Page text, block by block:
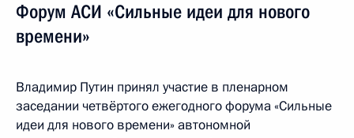
Форум АСИ «Сильные идеи для нового
времени»
Владимир Путин принял участие в пленарном
заседании четвёртого ежегодного форума «Сильные
идеи для нового времени» автономной